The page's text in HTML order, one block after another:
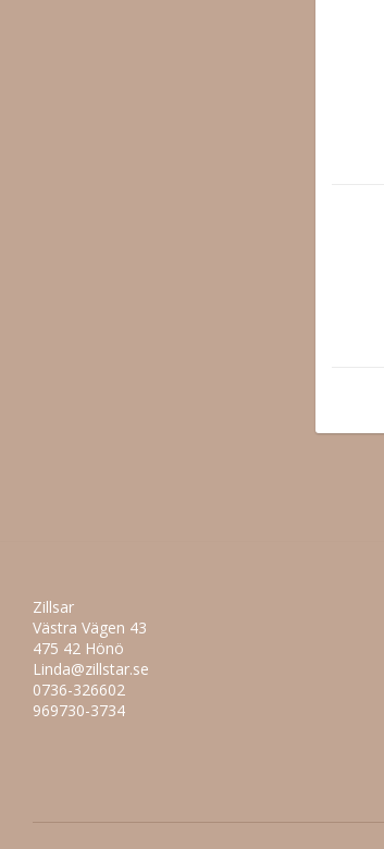
Zillsar
Västra Vägen 43
475 42 Hönö
Linda@zillstar.se
0736-326602
969730-3734